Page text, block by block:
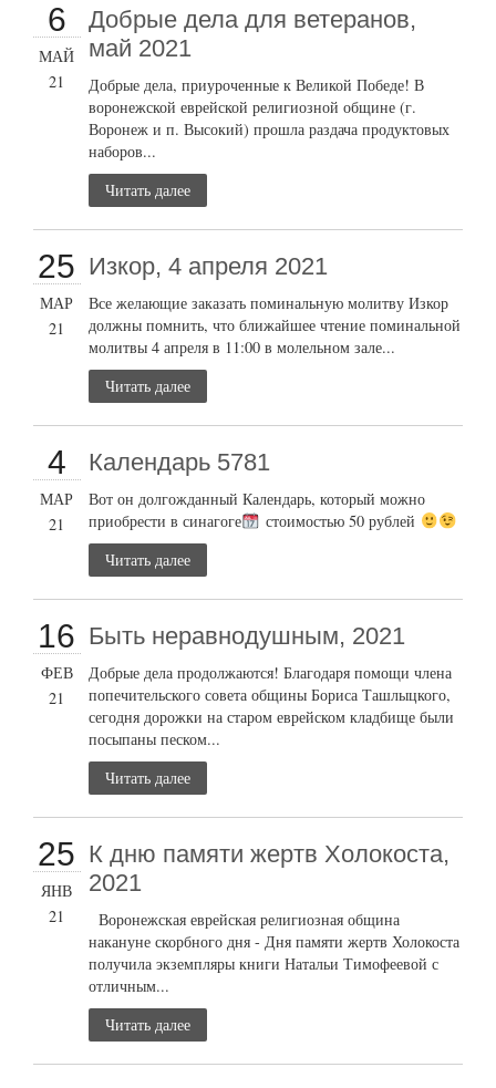
6
МАЙ
21
Добрые дела для ветеранов,
май 2021
Добрые дела, приуроченные к Великой Победе! В
воронежской еврейской религиозной общине (г.
Воронеж и п. Высокий) прошла раздача продуктовых
наборов...
Читать далее
25
МАР
21
Изкор, 4 апреля 2021
Все желающие заказать поминальную молитву Изкор
должны помнить, что ближайшее чтение поминальной
молитвы 4 апреля в 11:00 в молельном зале...
Читать далее
4
МАР
21
Календарь 5781
Вот он долгожданный Календарь, который можно
приобрести в синагоге
стоимостью 50 рублей
Читать далее
16
ФЕВ
21
Быть неравнодушным, 2021
Добрые дела продолжаются! Благодаря помощи члена
попечительского совета общины Бориса Ташлыцкого,
сегодня дорожки на старом еврейском кладбище были
посыпаны песком...
Читать далее
25
ЯНВ
21
К дню памяти жертв Холокоста,
2021
Воронежская еврейская религиозная община
накануне скорбного дня - Дня памяти жертв Холокоста
получила экземпляры книги Натальи Тимофеевой с
отличным...
Читать далее